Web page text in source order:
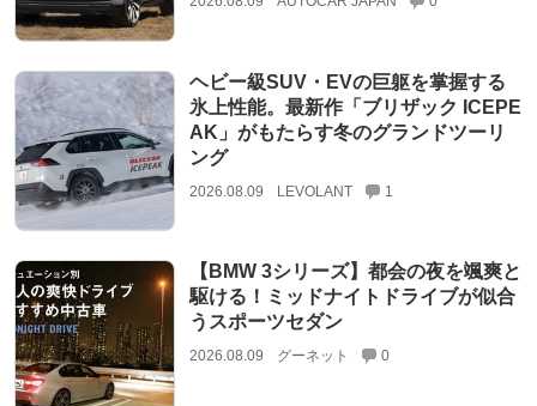
ヘビー級SUV・EVの巨躯を掌握する
氷上性能。最新作「ブリザック ICEPE
AK」がもたらす冬のグランドツーリ
ング
2026.08.09 LEVOLANT 1
【BMW 3シリーズ】都会の夜を颯爽と
駆ける！ミッドナイトドライブが似合
うスポーツセダン
2026.08.09 グーネット 0